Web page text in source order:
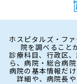
ホスピタルズ・フ
院を調べること
診療科目、行政区
ら、病院・総合病
病院の基本情報だ
詳細や、病院長